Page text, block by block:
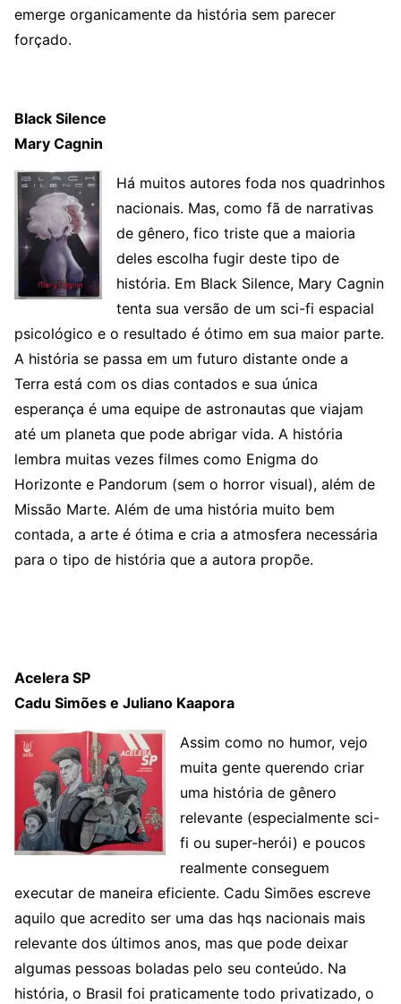
emerge organicamente da história sem parecer
forçado.
Black Silence
Mary Cagnin
Há muitos autores foda nos quadrinhos
nacionais. Mas, como fã de narrativas
de gênero, fico triste que a maioria
deles escolha fugir deste tipo de
história. Em Black Silence, Mary Cagnin
tenta sua versão de um sci-fi espacial
psicológico e o resultado é ótimo em sua maior parte.
A história se passa em um futuro distante onde a
Terra está com os dias contados e sua única
esperança é uma equipe de astronautas que viajam
até um planeta que pode abrigar vida. A história
lembra muitas vezes filmes como Enigma do
Horizonte e Pandorum (sem o horror visual), além de
Missão Marte. Além de uma história muito bem
contada, a arte é ótima e cria a atmosfera necessária
para o tipo de história que a autora propõe.
Acelera SP
Cadu Simões e Juliano Kaapora
Assim como no humor, vejo
muita gente querendo criar
uma história de gênero
relevante (especialmente sci-
fi ou super-herói) e poucos
realmente conseguem
executar de maneira eficiente. Cadu Simões escreve
aquilo que acredito ser uma das hqs nacionais mais
relevante dos últimos anos, mas que pode deixar
algumas pessoas boladas pelo seu conteúdo. Na
história, o Brasil foi praticamente todo privatizado, o